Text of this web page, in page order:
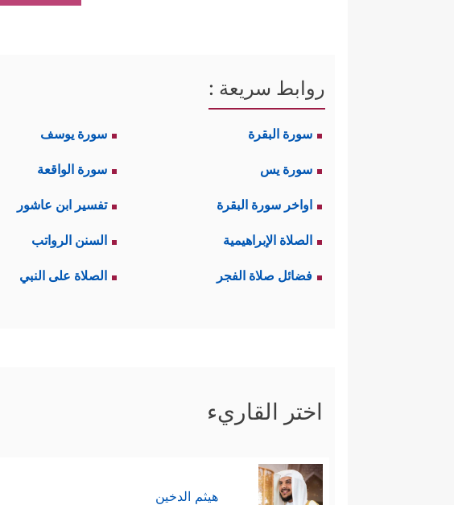
روابط سريعة :
سورة البقرة سورة يوسف
سورة يس سورة الواقعة
اواخر سورة البقرة تفسير ابن عاشور
الصلاة الإبراهيمية السنن الرواتب
فضائل صلاة الفجر الصلاة على النبي
اختر القاريء
هيثم الدخين